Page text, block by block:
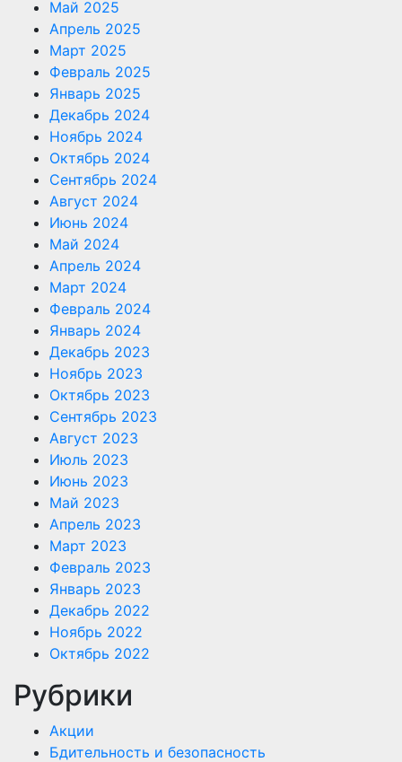
Май 2025
Апрель 2025
Март 2025
Февраль 2025
Январь 2025
Декабрь 2024
Ноябрь 2024
Октябрь 2024
Сентябрь 2024
Август 2024
Июнь 2024
Май 2024
Апрель 2024
Март 2024
Февраль 2024
Январь 2024
Декабрь 2023
Ноябрь 2023
Октябрь 2023
Сентябрь 2023
Август 2023
Июль 2023
Июнь 2023
Май 2023
Апрель 2023
Март 2023
Февраль 2023
Январь 2023
Декабрь 2022
Ноябрь 2022
Октябрь 2022
Рубрики
Акции
Бдительность и безопасность